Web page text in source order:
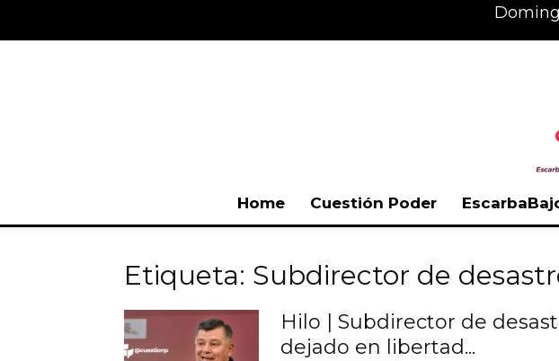
Home Cuestión Poder
Etiqueta: Subdirector de
Hilo | Subdirector de
dejado en libertad...